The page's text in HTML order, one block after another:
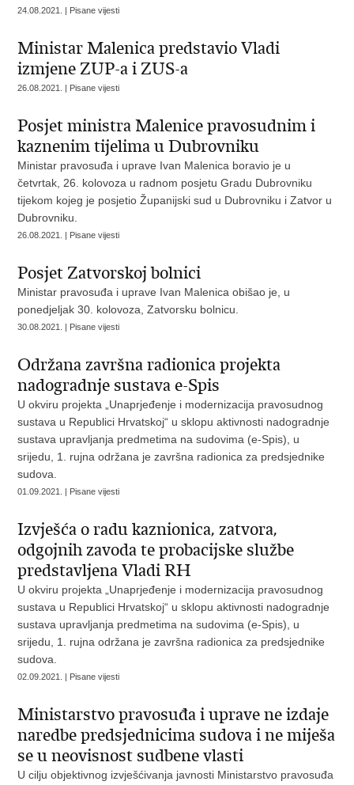
24.08.2021. | Pisane vijesti
Ministar Malenica predstavio Vladi
izmjene ZUP-a i ZUS-a
26.08.2021. | Pisane vijesti
Posjet ministra Malenice pravosudnim i
kaznenim tijelima u Dubrovniku
Ministar pravosuđa i uprave Ivan Malenica boravio je u
četvrtak, 26. kolovoza u radnom posjetu Gradu Dubrovniku
tijekom kojeg je posjetio Županijski sud u Dubrovniku i Zatvor u
Dubrovniku.
26.08.2021. | Pisane vijesti
Posjet Zatvorskoj bolnici
Ministar pravosuđa i uprave Ivan Malenica obišao je, u
ponedjeljak 30. kolovoza, Zatvorsku bolnicu.
30.08.2021. | Pisane vijesti
Održana završna radionica projekta
nadogradnje sustava e-Spis
U okviru projekta „Unaprjeđenje i modernizacija pravosudnog
sustava u Republici Hrvatskoj“ u sklopu aktivnosti nadogradnje
sustava upravljanja predmetima na sudovima (e-Spis), u
srijedu, 1. rujna održana je završna radionica za predsjednike
sudova.
01.09.2021. | Pisane vijesti
Izvješća o radu kaznionica, zatvora,
odgojnih zavoda te probacijske službe
predstavljena Vladi RH
U okviru projekta „Unaprjeđenje i modernizacija pravosudnog
sustava u Republici Hrvatskoj“ u sklopu aktivnosti nadogradnje
sustava upravljanja predmetima na sudovima (e-Spis), u
srijedu, 1. rujna održana je završna radionica za predsjednike
sudova.
02.09.2021. | Pisane vijesti
Ministarstvo pravosuđa i uprave ne izdaje
naredbe predsjednicima sudova i ne miješa
se u neovisnost sudbene vlasti
U cilju objektivnog izvješćivanja javnosti Ministarstvo pravosuđa